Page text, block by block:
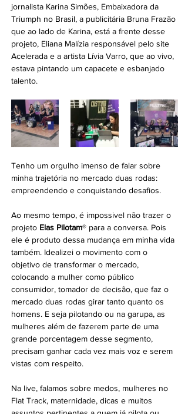
jornalista Karina Simões, Embaixadora da
Triumph no Brasil, a publicitária Bruna Frazão
que ao lado de Karina, está a frente desse
projeto, Eliana Malízia responsável pelo site
Acelerada e a artista Lívia Varro, que ao vivo,
estava pintando um capacete e esbanjado
talento.
Tenho um orgulho imenso de falar sobre
minha trajetória no mercado duas rodas:
empreendendo e conquistando desafios.
Ao mesmo tempo, é impossivel não trazer o
projeto Elas Pilotam® para a conversa. Pois
ele é produto dessa mudança em minha vida
também. Idealizei o movimento com o
objetivo de transformar o mercado,
colocando a mulher como público
consumidor, tomador de decisão, que faz o
mercado duas rodas girar tanto quanto os
homens. E seja pilotando ou na garupa, as
mulheres além de fazerem parte de uma
grande porcentagem desse segmento,
precisam ganhar cada vez mais voz e serem
vistas com respeito.
Na live, falamos sobre medos, mulheres no
Flat Track, maternidade, dicas e muitos